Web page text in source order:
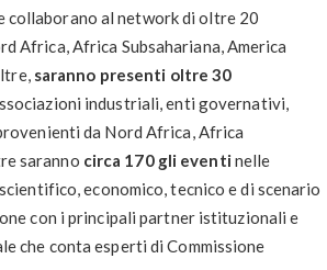
collaborano al network di oltre 20
Africa, Africa Subsahariana, America
saranno presenti oltre 30
industriali, enti governativi,
da Nord Africa, Africa
saranno circa 170 gli eventi nelle
economico, tecnico e di scenario
con i principali partner istituzionali e
che conta esperti di Commissione